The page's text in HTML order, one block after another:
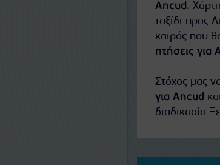
Ancud.
ταξίδι προς
καιρός που
πτήσεις για
Στόχος μας
για Ancud
διαδικασία